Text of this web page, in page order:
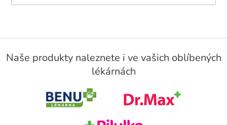
Naše produkty naleznete i ve vašich oblíbených
lékárnách